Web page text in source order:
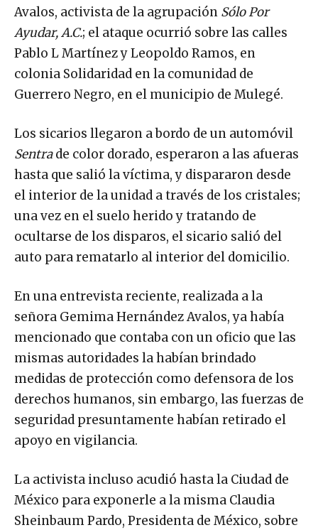
Avalos, activista de la agrupación Sólo Por
Ayudar, A.C.; el ataque ocurrió sobre las calles
Pablo L Martínez y Leopoldo Ramos, en
colonia Solidaridad en la comunidad de
Guerrero Negro, en el municipio de Mulegé.
Los sicarios llegaron a bordo de un automóvil
Sentrade color dorado, esperaron a las afueras
hasta que salió la víctima, y dispararon desde
el interior de la unidad a través de los cristales;
una vez en el suelo herido y tratando de
ocultarse de los disparos, el sicario salió del
auto para rematarlo al interior del domicilio.
En una entrevista reciente, realizada a la
señora Gemima Hernández Avalos, ya había
mencionado que contaba con un oficio que las
mismas autoridades la habían brindado
medidas de protección como defensora de los
derechos humanos, sin embargo, las fuerzas de
seguridad presuntamente habían retirado el
apoyo en vigilancia.
La activista incluso acudió hasta la Ciudad de
México para exponerle a la misma Claudia
Sheinbaum Pardo, Presidenta de México, sobre